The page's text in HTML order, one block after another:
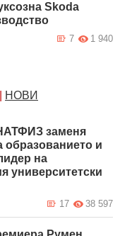
Skoda
1 940
7
НОВИ
заменя
образованието и
на
университетски
38 597
17